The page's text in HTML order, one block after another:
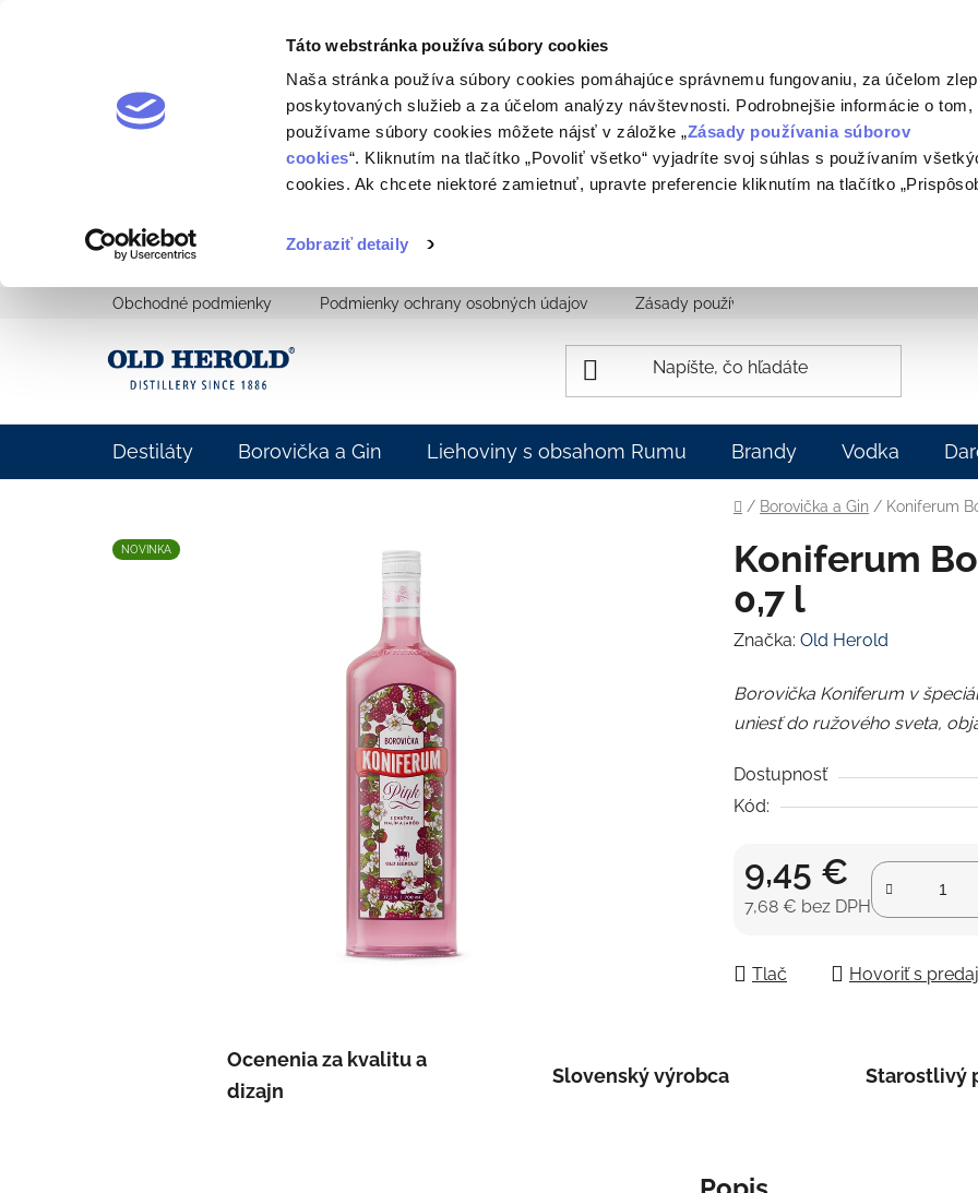
Táto webstránka používa súbory cookies
Naša stránka používa súbory cookies pomáhajúce správnemu fungovaniu, za účelom
poskytovaných služieb a za účelom analýzy návštevnosti. Podrobnejšie informácie o tom,
používame súbory cookies môžete nájsť v záložke „Zásady používania súborov
cookies“. Kliknutím na tlačítko „Povoliť všetko“ vyjadríte svoj súhlas s používaním
cookies. Ak chcete niektoré zamietnuť, upravte preferencie kliknutím na tlačítko
Zobraziť detaily
Obchodné podmienky Podmienky ochrany osobných údajov Zásady používania súborov cookie
Destiláty Borovička a Gin Liehoviny s obsahom Rumu Brandy Vodka
Domov
/ Borovička a Gin / Koniferum
Koniferum
0,7 l
Značka: Old Herold
Borovička Koniferum v
uniesť do ružového sveta,
Dostupnosť
Kód:
9,45 €
7,68 € bez DPH
Tlač Hovoriť s
NOVINKA
Ocenenia za kvalitu a
dizajn
Slovenský výrobca Starostlivý